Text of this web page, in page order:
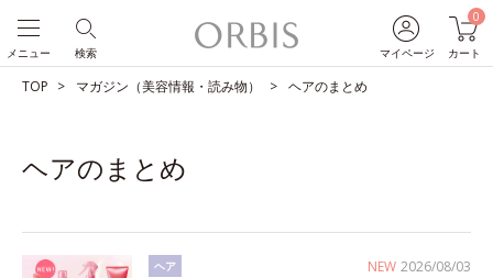
マイページ
0
カート
検索
メニュー
TOP マガジン（美容情報・読み物） ヘアのまとめ
ヘアのまとめ
NEW 2026/08/03
ヘア